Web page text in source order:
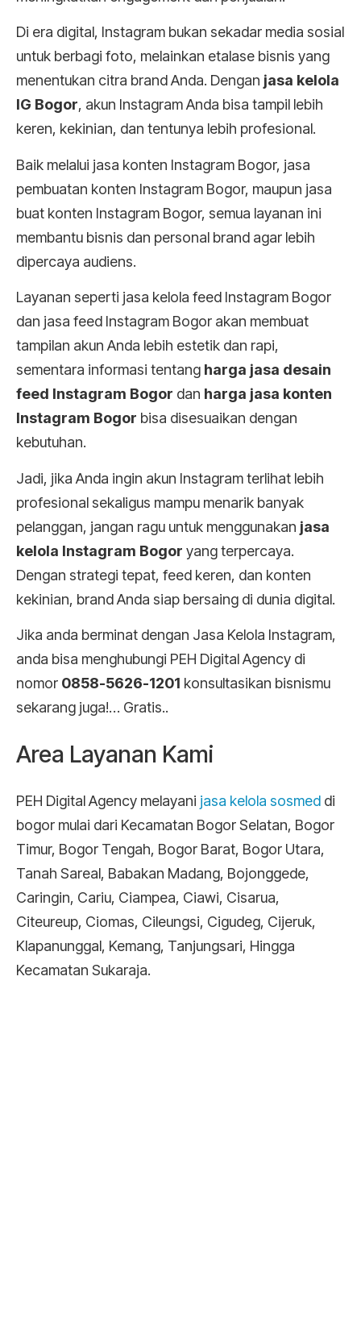
Di era digital, Instagram bukan sekadar media sosial
untuk berbagi foto, melainkan etalase bisnis yang
menentukan citra brand Anda. Dengan jasa kelola
IG Bogor, akun Instagram Anda bisa tampil lebih
keren, kekinian, dan tentunya lebih profesional.
Baik melalui jasa konten Instagram Bogor, jasa
pembuatan konten Instagram Bogor, maupun jasa
buat konten Instagram Bogor, semua layanan ini
membantu bisnis dan personal brand agar lebih
dipercaya audiens.
Layanan seperti jasa kelola feed Instagram Bogor
dan jasa feed Instagram Bogor akan membuat
tampilan akun Anda lebih estetik dan rapi,
sementara informasi tentang harga jasa desain
feed Instagram Bogor dan harga jasa konten
Instagram Bogor bisa disesuaikan dengan
kebutuhan.
Jadi, jika Anda ingin akun Instagram terlihat lebih
profesional sekaligus mampu menarik banyak
pelanggan, jangan ragu untuk menggunakan jasa
kelola Instagram Bogor yang terpercaya.
Dengan strategi tepat, feed keren, dan konten
kekinian, brand Anda siap bersaing di dunia digital.
Jika anda berminat dengan Jasa Kelola Instagram,
anda bisa menghubungi PEH Digital Agency di
nomor 0858-5626-1201 konsultasikan bisnismu
sekarang juga!… Gratis..
Area Layanan Kami
PEH Digital Agency melayani jasa kelola sosmed di
bogor mulai dari Kecamatan Bogor Selatan, Bogor
Timur, Bogor Tengah, Bogor Barat, Bogor Utara,
Tanah Sareal, Babakan Madang, Bojonggede,
Caringin, Cariu, Ciampea, Ciawi, Cisarua,
Citeureup, Ciomas, Cileungsi, Cigudeg, Cijeruk,
Klapanunggal, Kemang, Tanjungsari, Hingga
Kecamatan Sukaraja.